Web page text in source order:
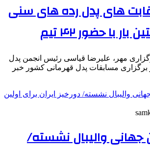
های پدل رده های سنی
با حضور ۴۲ تیم
مهر، علیرضا قیاسی رئیس انجمن پدل
برگزاری مسابقات پدل قهرمانی کشور خبر
جهانی والیبال نشسته/